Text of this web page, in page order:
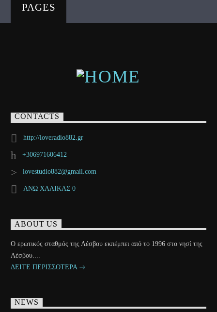
PAGES
CONTACTS
http://loveradio882.gr
+306971606412
lovestudio882@gmail.com
ΑΝΩ ΧΑΛΙΚΑΣ 0
ABOUT US
Ο ερωτικός σταθμός της Λέσβου εκπέμπει από το 1996 στο νησί της
Λέσβου....
ΔΕΙΤΕ ΠΕΡΙΣΣΟΤΕΡΑ
NEWS